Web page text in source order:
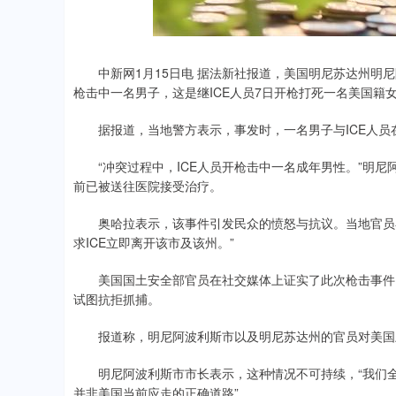
中新网1月15日电 据法新社报道，美国明尼苏达州明
枪击中一名男子，这是继ICE人员7日开枪打死一名美国籍
据报道，当地警方表示，事发时，一名男子与ICE人员
“冲突过程中，ICE人员开枪击中一名成年男性。”明尼
前已被送往医院接受治疗。
奥哈拉表示，该事件引发民众的愤怒与抗议。当地官员
求ICE立即离开该市及该州。”
美国国土安全部官员在社交媒体上证实了此次枪击事件
试图抗拒抓捕。
报道称，明尼阿波利斯市以及明尼苏达州的官员对美
明尼阿波利斯市市长表示，这种情况不可持续，“我们
并非美国当前应走的正确道路”。